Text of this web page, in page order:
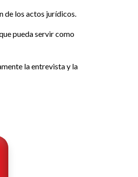
de los actos jurídicos.
pueda servir como
la entrevista y la